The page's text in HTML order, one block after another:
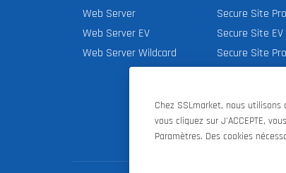
Web Server
Web Server EV
Web Server Wildcard
Secure Site
Secure Site EV
Secure Site
Chez SSLmarket, nous
vous cliquez sur J'ACCEPTE,
Paramètres. Des cookies